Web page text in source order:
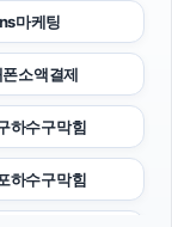
마케팅
폰소액결제
하수구막힘
하수구막힘